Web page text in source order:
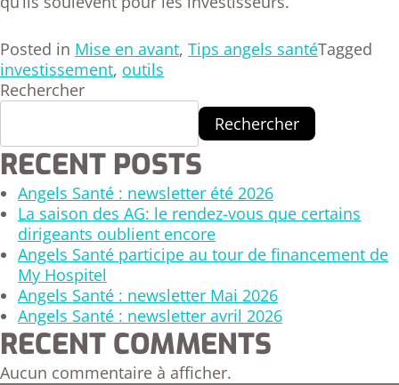
Posted in Mise en avant, Tips angels santéTagged
investissement, outils
Rechercher
Rechercher
RECENT POSTS
Angels Santé : newsletter été 2026
La saison des AG: le rendez-vous que certains
dirigeants oublient encore
Angels Santé participe au tour de financement de
My Hospitel
Angels Santé : newsletter Mai 2026
Angels Santé : newsletter avril 2026
RECENT COMMENTS
Aucun commentaire à afficher.